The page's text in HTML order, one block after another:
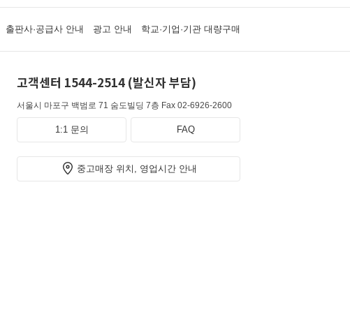
출판사·공급사 안내 광고 안내 학교·기업·기관 대량구매
고객센터 1544-2514 (발신자 부담)
서울시 마포구 백범로 71 숨도빌딩 7층 Fax 02-6926-2600
1:1 문의 FAQ
중고매장 위치, 영업시간 안내